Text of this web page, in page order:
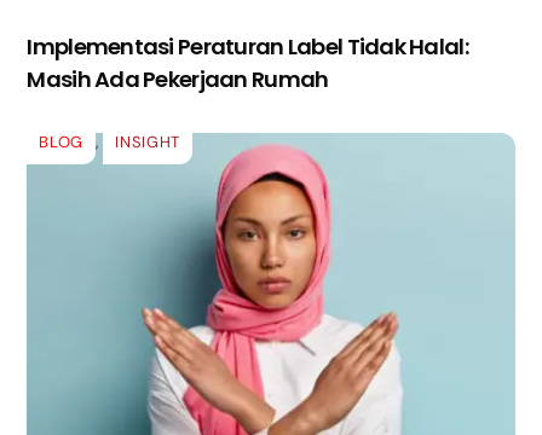
Implementasi Peraturan Label Tidak Halal:
Masih Ada Pekerjaan Rumah
BLOG , INSIGHT